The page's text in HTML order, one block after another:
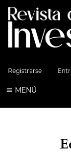
Registrarse
MENÚ